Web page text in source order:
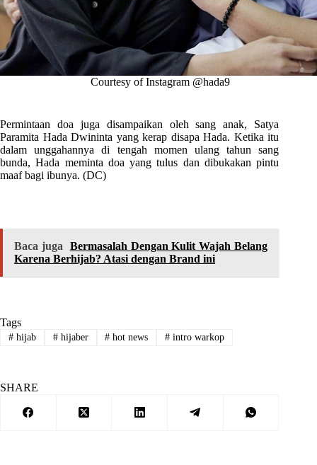
Courtesy of Instagram @hada9
Permintaan doa juga disampaikan oleh sang anak, Satya
Paramita Hada Dwininta yang kerap disapa Hada. Ketika itu
dalam unggahannya di tengah momen ulang tahun sang
bunda, Hada meminta doa yang tulus dan dibukakan pintu
maaf bagi ibunya. (DC)
Baca juga
Bermasalah Dengan Kulit Wajah Belang
Karena Berhijab? Atasi dengan Brand ini
Tags
#hijab #hijaber # hot news # intro warkop
SHARE